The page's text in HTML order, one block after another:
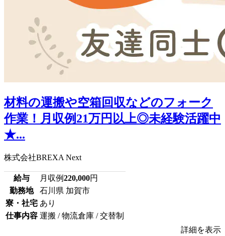
材料の運搬や空箱回収などのフォーク
作業！月収例21万円以上◎未経験活躍中
★...
株式会社BREXA Next
給与 月収例220,000円
勤務地
石川県 加賀市
寮・社宅 あり
仕事内容 運搬 / 物流倉庫 / 交替制
詳細を表示